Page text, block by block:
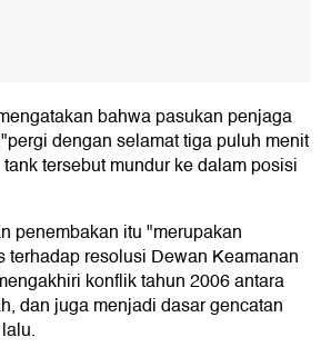
bahwa pasukan penjaga
dengan selamat tiga puluh menit
tersebut mundur ke dalam posisi
penembakan itu "merupakan
terhadap resolusi Dewan Keamanan
konflik tahun 2006 antara
dan juga menjadi dasar gencatan